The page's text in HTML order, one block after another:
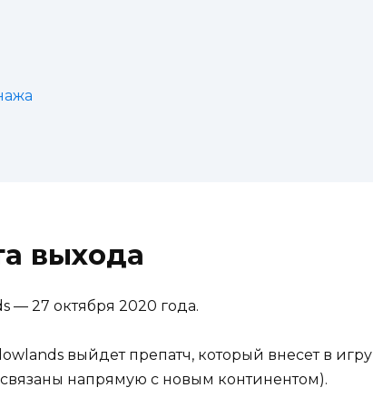
выхода
— 27 октября 2020 года.
выйдет препатч, который внесет в игру
напрямую с новым континентом).